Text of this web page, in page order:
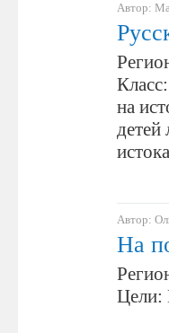
Автор:
на
детей
Автор:
На
Цели: